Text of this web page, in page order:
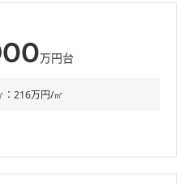
万円台
216万円/㎡